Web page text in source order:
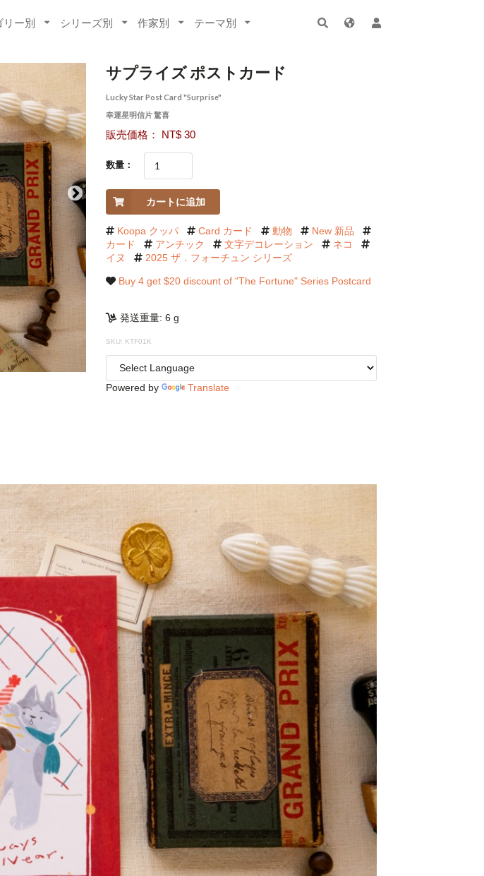
リー別 シリーズ別 作家別 テーマ別
サプライズ ポストカード
Lucky Star Post Card "Surprise"
幸運星明信片 驚喜
販売価格： NT$ 30
数量：
カートに追加
Koopa クッパ Card カード 動物
New 新品
カード
アンチック 文字デコレーション
ネコ
イヌ
2025 ザ．フォーチュン シリーズ
Buy 4 get $20 discount of "The Fortune" Series Postcard
発送重量: 6 g
SKU: KTF01K
Powered by Translate